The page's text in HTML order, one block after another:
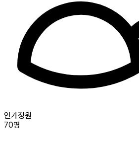
인가정원
70명